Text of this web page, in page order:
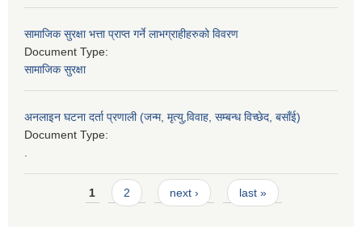
सामाजिक सुरक्षा भत्ता प्राप्त गर्ने लाभग्राहीहरुको विवरण
Document Type:
सामाजिक सुरक्षा
अनलाइन घटना दर्ता प्रणाली (जन्म, मृत्यु,विवाह, सम्बन्ध विच्छेद, बसाँई)
Document Type:
Pages1 2 next › last »